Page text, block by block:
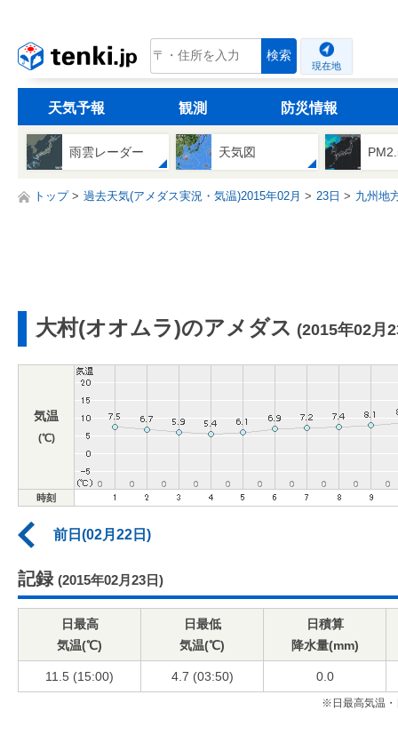
tenki.jp 検索
現在地
天気予報 観測 防災情報
雨雲レーダー 天気図
トップ 過去天気(アメダス実況・気温)2015年02月 23日 九州地
大村(オオムラ)のアメダス (2015年02月
気温
(℃)
時刻
前日(02月22日)
記録 (2015年02月23日)
日最高
気温(℃)
日最低
気温(℃)
日積算
降水量(mm)
11.5 (15:00) 4.7 (03:50) 0.0
※日最高気温・